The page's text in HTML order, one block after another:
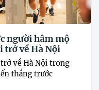
người hâm mộ
trở về Hà Nội
về Hà Nội trong
thắng trước